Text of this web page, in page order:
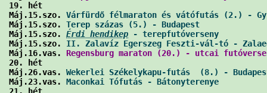
19. hét
Máj.15.szo. Várfürdő félmaraton és vátófutás (2.) -
Máj.15.szo. Terep százas (5.) - Budapest
Máj.15.szo. Érdi hendikep - terepfutóverseny
Máj.15.szo. II. Zalavíz Egerszeg Feszti-vál-tó -
Máj.16.vas. Regensburg maraton (20.) - utcai
20. hét
Máj.26.vas. Wekerlei Székelykapu-futás  (8.) -
Máj.23.vas. Maconkai Tófutás - Bátonyterenye